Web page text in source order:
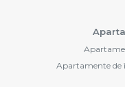
Apartamente de